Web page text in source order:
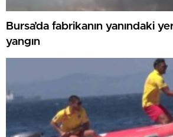
Bursa’da fabrikanın yanındaki
yangın